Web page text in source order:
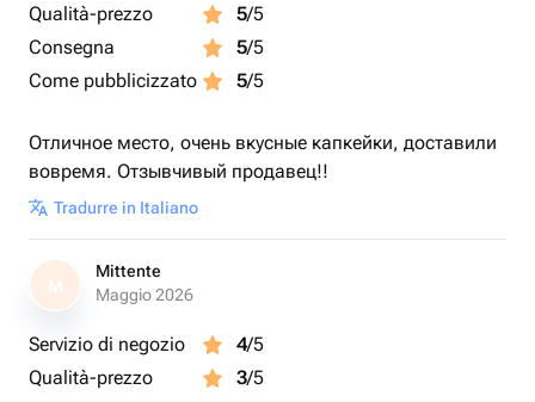
Qualità-prezzo
5/5
Consegna
5/5
Come pubblicizzato
5/5
Отличное место, очень вкусные капкейки, доставили
вовремя. Отзывчивый продавец!!
Tradurre in Italiano
M
Mittente
Maggio 2026
Servizio di negozio 4/5
Qualità-prezzo
3/5